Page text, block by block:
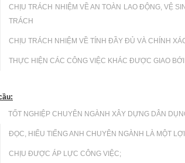
CHỊU TRÁCH NHIỆM VỀ AN TOÀN LAO ĐỘNG, VỆ
TRÁCH
CHỊU TRÁCH NHIỆM VỀ TÍNH ĐẦY ĐỦ VÀ CHÍNH
THỰC HIỆN CÁC CÔNG VIỆC KHÁC ĐƯỢC GIAO
TỐT NGHIỆP CHUYÊN NGÀNH XÂY DỰNG DÂN
ĐỌC, HIỂU TIẾNG ANH CHUYÊN NGÀNH LÀ MỘT
CHỊU ĐƯỢC ÁP LỰC CÔNG VIỆC;